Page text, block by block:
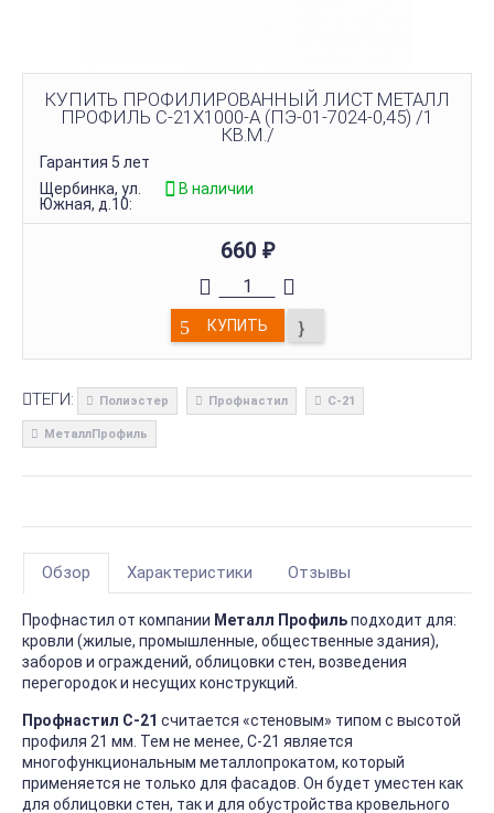
КУПИТЬ ПРОФИЛИРОВАННЫЙ ЛИСТ МЕТАЛЛ
ПРОФИЛЬ С-21Х1000-A (ПЭ-01-7024-0,45) /1
КВ.М./
Гарантия 5 лет
Щербинка, ул.
Южная, д.10:
В наличии
660 ₽
КУПИТЬ
ТЕГИ: Полиэстер Профнастил С-21
МеталлПрофиль
Обзор Характеристики Отзывы
Профнастил от компании Металл Профильподходит для:
кровли (жилые, промышленные, общественные здания),
заборов и ограждений, облицовки стен, возведения
перегородок и несущих конструкций.
Профнастил С-21 считается «стеновым» типом с высотой
профиля 21 мм. Тем не менее, С-21 является
многофункциональным металлопрокатом, который
применяется не только для фасадов. Он будет уместен как
для облицовки стен, так и для обустройства кровельного